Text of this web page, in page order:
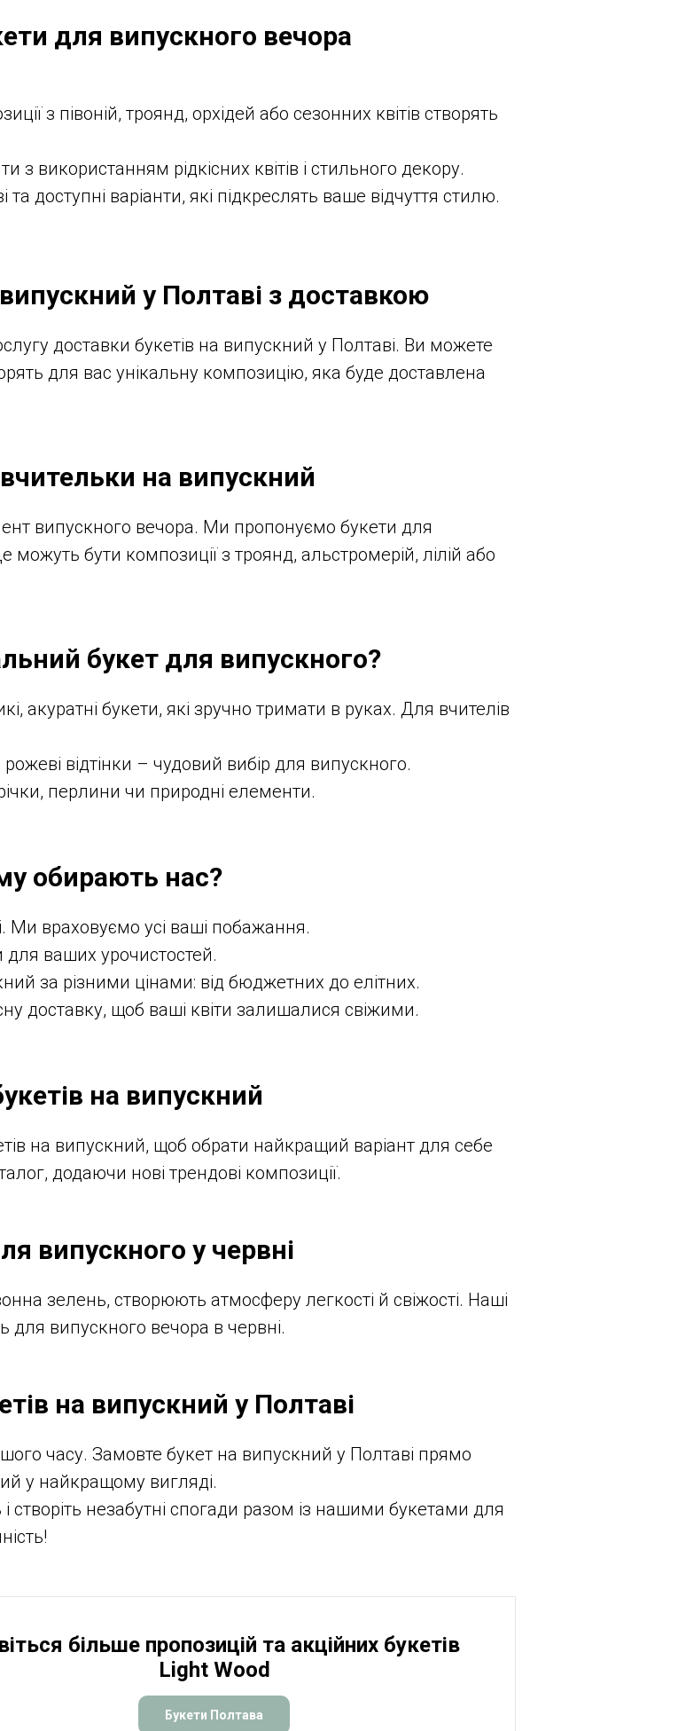
для випускного вечора
з півоній, троянд, орхідей або сезонних квітів створять
з використанням рідкісних квітів і стильного декору.
доступні варіанти, які підкреслять ваше відчуття стилю.
у Полтаві з доставкою
доставки букетів на випускний у Полтаві. Ви можете
для вас унікальну композицію, яка буде доставлена
на випускний
випускного вечора. Ми пропонуємо букети для
бути композиції з троянд, альстромерій, лілій або
букет для випускного?
акуратні букети, які зручно тримати в руках. Для вчителів
відтінки – чудовий вибір для випускного.
перлини чи природні елементи.
обирають нас?
Ми враховуємо усі ваші побажання.
для ваших урочистостей.
за різними цінами: від бюджетних до елітних.
доставку, щоб ваші квіти залишалися свіжими.
на випускний
на випускний, щоб обрати найкращий варіант для себе
додаючи нові трендові композиції.
випускного у червні
зелень, створюють атмосферу легкості й свіжості. Наші
для випускного вечора в червні.
на випускний у Полтаві
часу. Замовте букет на випускний у Полтаві прямо
у найкращому вигляді.
створіть незабутні спогади разом із нашими букетами для
більше пропозицій та акційних букетів
Light Wood
Букети Полтава